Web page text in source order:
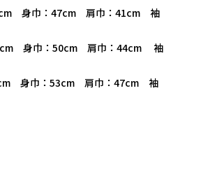
身巾：47cm 肩巾：41cm 袖
身巾：50cm 肩巾：44cm 袖
身巾：53cm 肩巾：47cm 袖